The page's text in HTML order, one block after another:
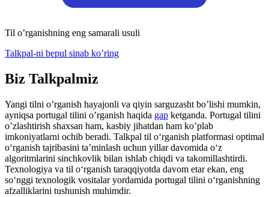
Til o’rganishning eng samarali usuli
Talkpal-ni bepul sinab ko’ring
Biz Talkpalmiz
Yangi tilni o’rganish hayajonli va qiyin sarguzasht bo’lishi mumkin,
ayniqsa portugal tilini o’rganish haqida gap ketganda. Portugal tilini
o’zlashtirish shaxsan ham, kasbiy jihatdan ham ko’plab
imkoniyatlarni ochib beradi. Talkpal til oʻrganish platformasi optimal
oʻrganish tajribasini taʼminlash uchun yillar davomida oʻz
algoritmlarini sinchkovlik bilan ishlab chiqdi va takomillashtirdi.
Texnologiya va til o‘rganish taraqqiyotda davom etar ekan, eng
so‘nggi texnologik vositalar yordamida portugal tilini o‘rganishning
afzalliklarini tushunish muhimdir.